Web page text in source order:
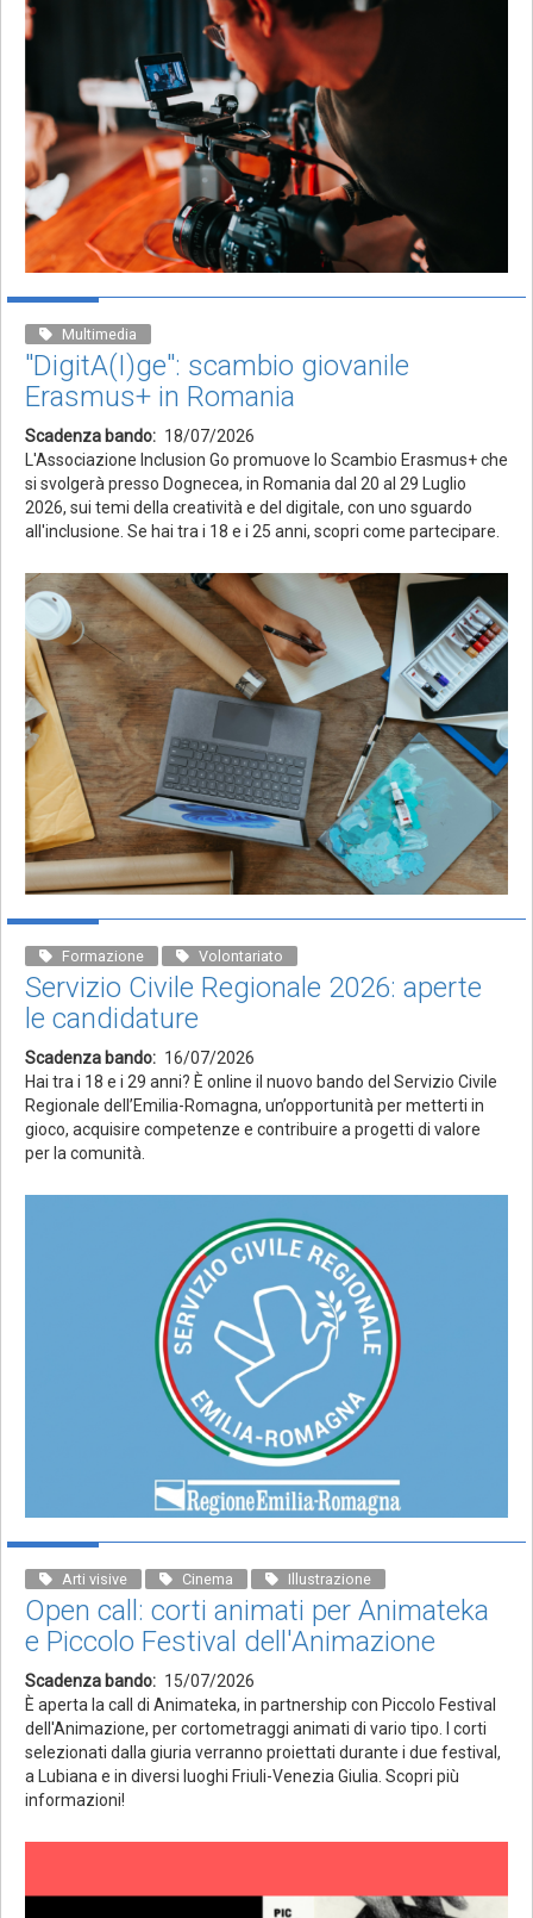
Multimedia
"DigitA(I)ge": scambio giovanile
Erasmus+ in Romania
Scadenza bando
18/07/2026
L'Associazione Inclusion Go promuove lo Scambio Erasmus+ che
si svolgerà presso Dognecea, in Romania dal 20 al 29 Luglio
2026, sui temi della creatività e del digitale, con uno sguardo
all'inclusione. Se hai tra i 18 e i 25 anni, scopri come partecipare.
Formazione Volontariato
Servizio Civile Regionale 2026: aperte
le candidature
Scadenza bando
16/07/2026
Hai tra i 18 e i 29 anni? È online il nuovo bando del Servizio Civile
Regionale dell’Emilia-Romagna, un’opportunità per metterti in
gioco, acquisire competenze e contribuire a progetti di valore
per la comunità.
Arti visive Cinema Illustrazione
Open call: corti animati per Animateka
e Piccolo Festival dell'Animazione
Scadenza bando
15/07/2026
È aperta la call di Animateka, in partnership con Piccolo Festival
dell'Animazione, per cortometraggi animati di vario tipo. I corti
selezionati dalla giuria verranno proiettati durante i due festival,
a Lubiana e in diversi luoghi Friuli-Venezia Giulia. Scopri più
informazioni!